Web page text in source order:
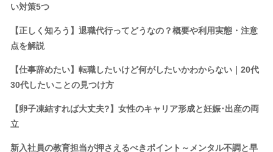
い対策5つ
【正しく知ろう】退職代行ってどうなの？概要や利用実態・注意
点を解説
【仕事辞めたい】転職したいけど何がしたいかわからない｜20代
30代したいことの見つけ方
【卵子凍結すれば大丈夫?】女性のキャリア形成と妊娠･出産の両
立
新入社員の教育担当が押さえるべきポイント～メンタル不調と早